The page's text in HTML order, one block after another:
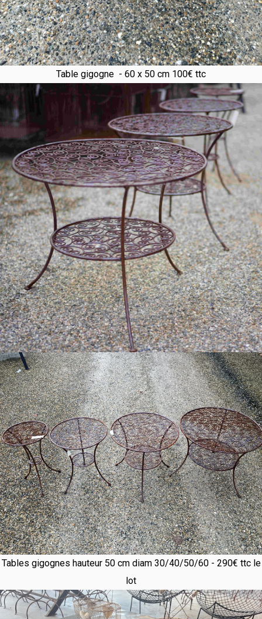
Table gigogne - 60 x 50 cm 100€ ttc
Tables gigognes hauteur 50 cm diam 30/40/50/60 - 290€ ttc le
lot